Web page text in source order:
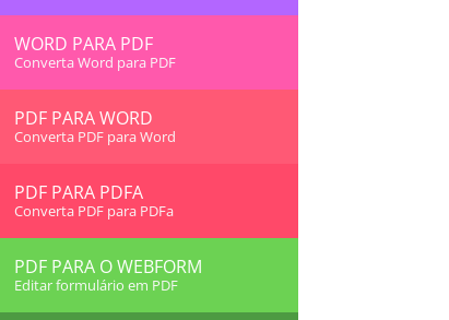
WORD PARA PDF
Converta Word para PDF
PDF PARA WORD
Converta PDF para Word
PDF PARA PDFA
Converta PDF para PDFa
PDF PARA O WEBFORM
Editar formulário em PDF